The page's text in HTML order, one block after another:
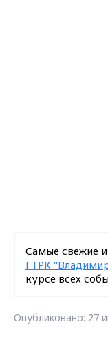
Самые свежие
ГТРК
курсе всех
Опубликовано: 27